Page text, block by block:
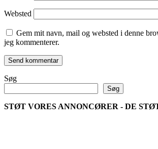
Websted
Gem mit navn, mail og websted i denne
jeg kommenterer.
Søg
Søg
STØT VORES ANNONCØRER - DE